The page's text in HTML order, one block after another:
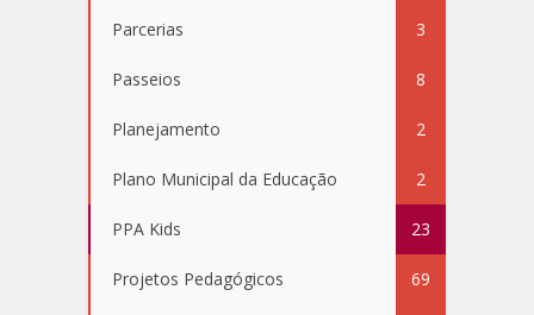
Parcerias 3
Passeios 8
Planejamento 2
Plano Municipal da Educação 2
PPA Kids 23
Projetos Pedagógicos 69